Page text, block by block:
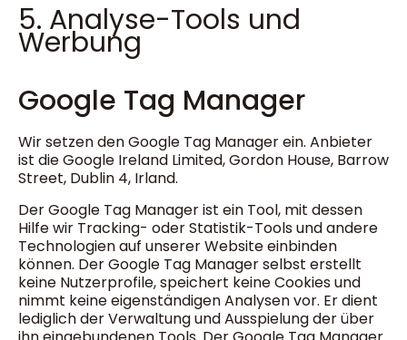
5. Analyse-Tools und
Werbung
Google Tag Manager
Wir setzen den Google Tag Manager ein. Anbieter
ist die Google Ireland Limited, Gordon House, Barrow
Street, Dublin 4, Irland.
Der Google Tag Manager ist ein Tool, mit dessen
Hilfe wir Tracking- oder Statistik-Tools und andere
Technologien auf unserer Website einbinden
können. Der Google Tag Manager selbst erstellt
keine Nutzerprofile, speichert keine Cookies und
nimmt keine eigenständigen Analysen vor. Er dient
lediglich der Verwaltung und Ausspielung der über